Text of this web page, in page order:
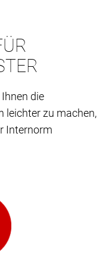
die
leichter zu machen,
Internorm